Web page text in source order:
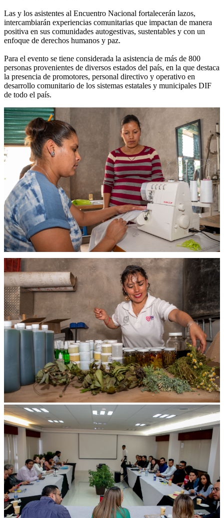
Las y los asistentes al Encuentro Nacional fortalecerán lazos,
intercambiarán experiencias comunitarias que impactan de manera
positiva en sus comunidades autogestivas, sustentables y con un
enfoque de derechos humanos y paz.
Para el evento se tiene considerada la asistencia de más de 800
personas provenientes de diversos estados del país, en la que destaca
la presencia de promotores, personal directivo y operativo en
desarrollo comunitario de los sistemas estatales y municipales DIF
de todo el país.